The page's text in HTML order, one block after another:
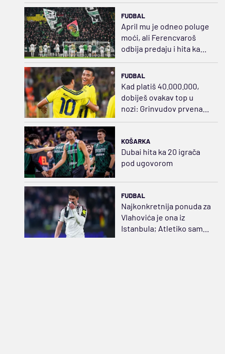
FUDBAL
April mu je odneo poluge
moći, ali Ferencvaroš
odbija predaju i hita ka
FUDBAL
Kad platiš 40.000.000,
dobiješ ovakav top u
nozi: Grinvudov prvenac,
zategao praćku za sve
KOŠARKA
Dubai hita ka 20 igrača
pod ugovorom
FUDBAL
Najkonkretnija ponuda za
Vlahovića je ona iz
Istanbula; Atletiko samo